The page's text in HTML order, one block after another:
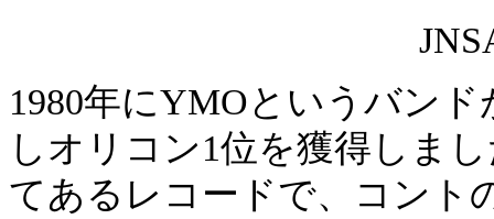
1980年にYMOというバン
しオリコン1位を獲得しま
てあるレコードで、コント